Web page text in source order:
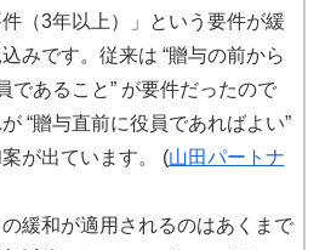
（3年以上）」という要件が緩
みです。従来は “贈与の前から
であること” が要件だったので
“贈与直前に役員であればよい”
が出ています。 (山田パートナ
緩和が適用されるのはあくまで